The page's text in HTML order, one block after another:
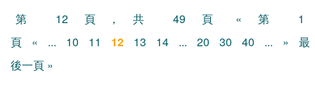
第 12 頁，共 49 頁
« 第 1
頁
« ... 10 11 12 13 14 ... 20 30 40 ... »
最
後一頁 »